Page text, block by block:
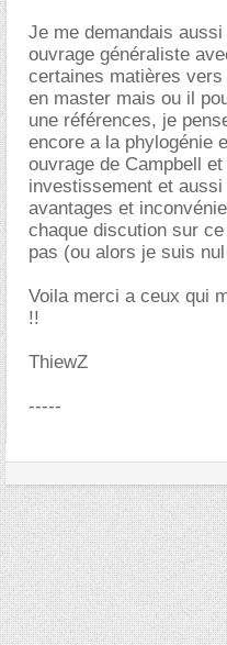
Je me demandais
ouvrage généraliste
certaines matières
en master mais ou il
une références, je
encore a la phylogénie
ouvrage de Campbell
investissement et
avantages et
chaque discution sur
pas (ou alors je suis
Voila merci a ceux qui
!!
ThiewZ
-----